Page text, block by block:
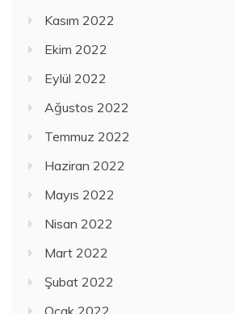
Kasım 2022
Ekim 2022
Eylül 2022
Ağustos 2022
Temmuz 2022
Haziran 2022
Mayıs 2022
Nisan 2022
Mart 2022
Şubat 2022
Ocak 2022